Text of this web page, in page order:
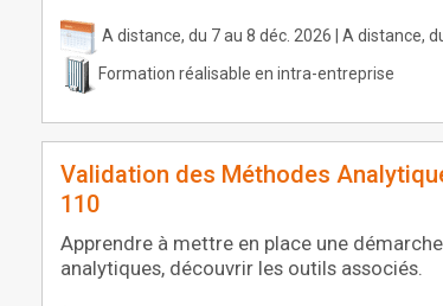
A distance, du 7 au 8 déc. 2026 | A distance,
Formation réalisable en intra-entreprise
Validation des Méthodes
110
Apprendre à mettre en place une
analytiques, découvrir les outils associés.